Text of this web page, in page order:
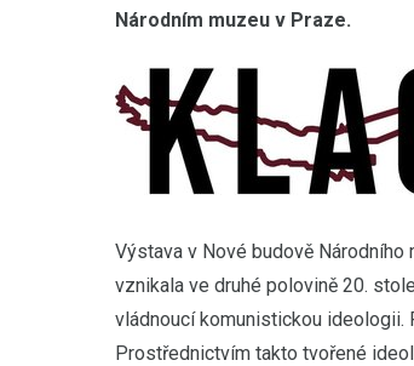
Národním muzeu v Praze.
Výstava v Nové budově
vznikala ve druhé polovině 20.
vládnoucí komunistickou ideologii.
Prostřednictvím takto tvořené